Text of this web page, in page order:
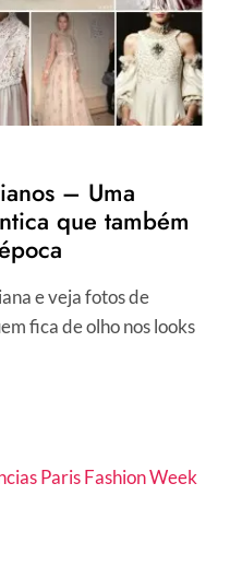
– Uma
que também
e veja fotos de
fica de olho nos looks